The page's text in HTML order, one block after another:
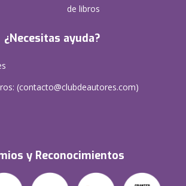
de libros
¿Necesitas ayuda?
(contacto@clubdeautores.com)
y Reconocimientos